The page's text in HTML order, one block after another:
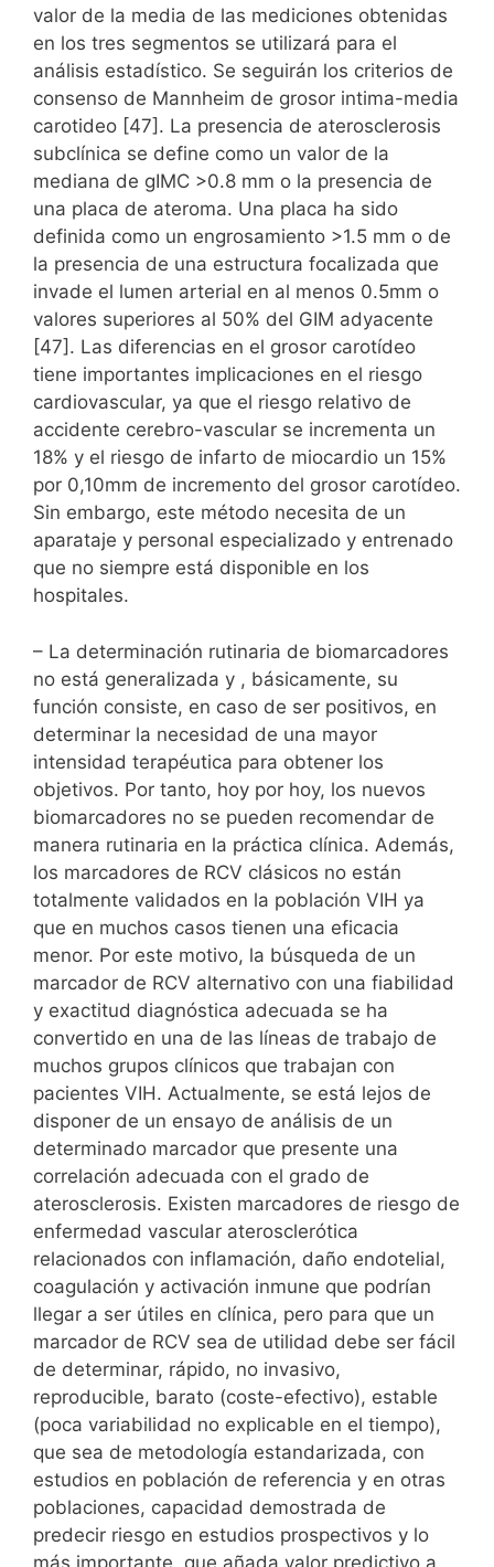
valor de la media de las mediciones obtenidas
en los tres segmentos se utilizará para el
análisis estadístico. Se seguirán los criterios de
consenso de Mannheim de grosor intima-media
carotideo [47]. La presencia de aterosclerosis
subclínica se define como un valor de la
mediana de gIMC >0.8 mm o la presencia de
una placa de ateroma. Una placa ha sido
definida como un engrosamiento >1.5 mm o de
la presencia de una estructura focalizada que
invade el lumen arterial en al menos 0.5mm o
valores superiores al 50% del GIM adyacente
[47]. Las diferencias en el grosor carotídeo
tiene importantes implicaciones en el riesgo
cardiovascular, ya que el riesgo relativo de
accidente cerebro-vascular se incrementa un
18% y el riesgo de infarto de miocardio un 15%
por 0,10mm de incremento del grosor carotídeo.
Sin embargo, este método necesita de un
aparataje y personal especializado y entrenado
que no siempre está disponible en los
hospitales.
– La determinación rutinaria de biomarcadores
no está generalizada y , básicamente, su
función consiste, en caso de ser positivos, en
determinar la necesidad de una mayor
intensidad terapéutica para obtener los
objetivos. Por tanto, hoy por hoy, los nuevos
biomarcadores no se pueden recomendar de
manera rutinaria en la práctica clínica. Además,
los marcadores de RCV clásicos no están
totalmente validados en la población VIH ya
que en muchos casos tienen una eficacia
menor. Por este motivo, la búsqueda de un
marcador de RCV alternativo con una fiabilidad
y exactitud diagnóstica adecuada se ha
convertido en una de las líneas de trabajo de
muchos grupos clínicos que trabajan con
pacientes VIH. Actualmente, se está lejos de
disponer de un ensayo de análisis de un
determinado marcador que presente una
correlación adecuada con el grado de
aterosclerosis. Existen marcadores de riesgo de
enfermedad vascular aterosclerótica
relacionados con inflamación, daño endotelial,
coagulación y activación inmune que podrían
llegar a ser útiles en clínica, pero para que un
marcador de RCV sea de utilidad debe ser fácil
de determinar, rápido, no invasivo,
reproducible, barato (coste-efectivo), estable
(poca variabilidad no explicable en el tiempo),
que sea de metodología estandarizada, con
estudios en población de referencia y en otras
poblaciones, capacidad demostrada de
predecir riesgo en estudios prospectivos y lo
más importante, que añada valor predictivo a